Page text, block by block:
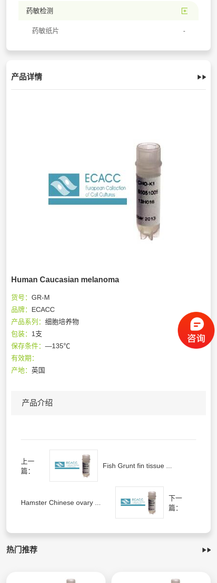
药敏检测
药敏纸片
产品详情
Human Caucasian melanoma
货号：GR-M
品牌： ECACC
产品系列：细胞培养物
包装： 1支
保存条件：—135℃
有效期：
产地：英国
产品介绍
上一
篇：
Fish Grunt fin tissue ...
Hamster Chinese ovary ...
下一
篇：
热门推荐